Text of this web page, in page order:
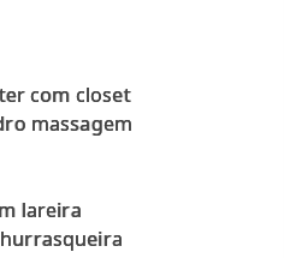
com closet
massagem
lareira